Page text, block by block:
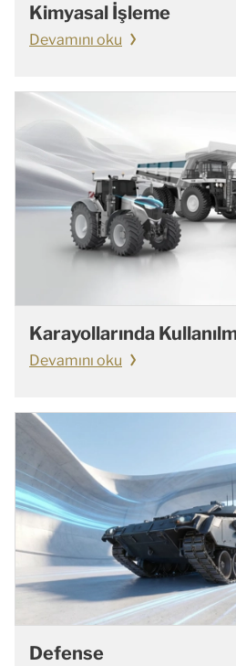
Kimyasal İşleme
Devamını oku
Karayollarında
Devamını oku
Defense